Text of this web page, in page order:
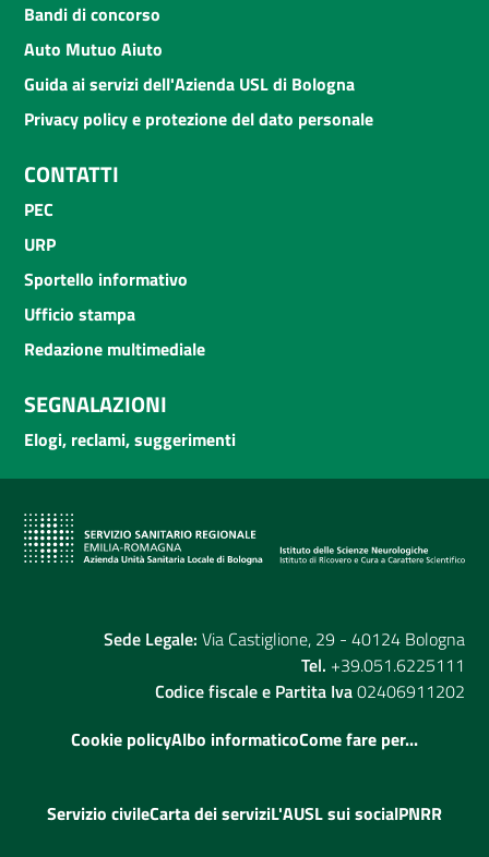
Bandi di concorso
Auto Mutuo Aiuto
Guida ai servizi dell'Azienda USL di Bologna
Privacy policy e protezione del dato personale
CONTATTI
PEC
URP
Sportello informativo
Ufficio stampa
Redazione multimediale
SEGNALAZIONI
Elogi, reclami, suggerimenti
Sede Legale: Via Castiglione, 29 - 40124 Bologna
Tel. +39.051.6225111
Codice fiscale e Partita Iva02406911202
Cookie policyAlbo informaticoCome fare per...
Servizio civileCarta dei serviziL'AUSL sui socialPNRR